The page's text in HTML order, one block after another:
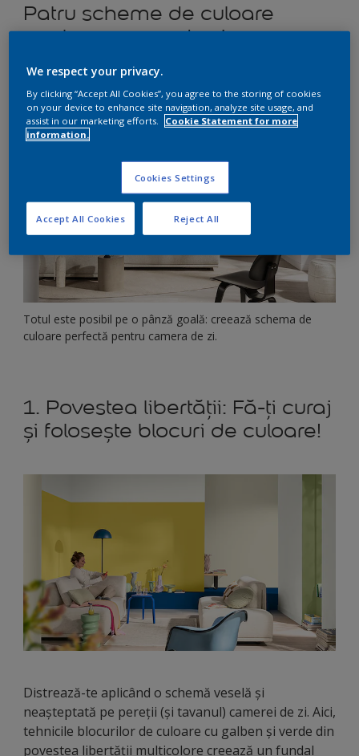
Patru scheme de culoare
pentru camera de zi cu
2026
Totul este posibil pe o pânză goală: creează schema de
culoare perfectă pentru camera de zi.
1. Povestea libertății: Fă-ți curaj
și folosește blocuri de culoare!
Distrează-te aplicând o schemă veselă și
neașteptată pe pereții (și tavanul) camerei de zi. Aici,
tehnicile blocurilor de culoare cu galben și verde din
povestea libertății multicolore creează un fundal
We respect your privacy.
By clicking “Accept All Cookies”, you agree to the storing of cookies
on your device to enhance site navigation, analyze site usage, and
assist in our marketing efforts.
Cookie Statement for more
information.
Cookies Settings
Reject All
Accept All Cookies